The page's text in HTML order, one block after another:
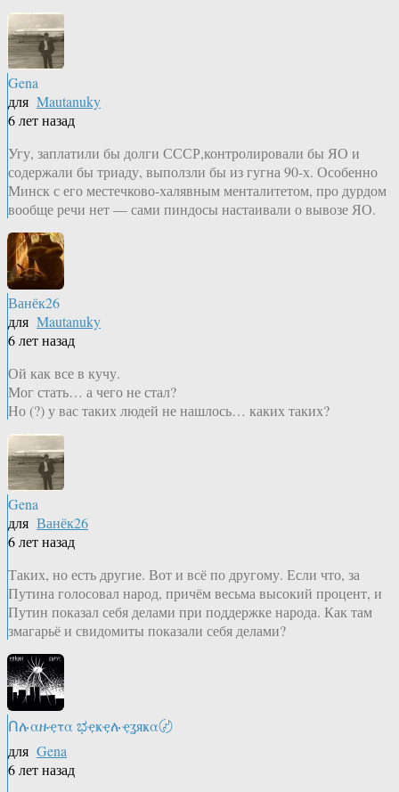
Gena
для Mautanuky
6 лет назад
Угу, заплатили бы долги СССР,контролировали бы ЯО и
содержали бы триаду, выползли бы из гугна 90-х. Особенно
Минск с его местечково-халявным менталитетом, про дурдом
вообще речи нет — сами пиндосы настаивали о вывозе ЯО.
Ванёк26
для Mautanuky
6 лет назад
Ой как все в кучу.
Мог стать… а чего не стал?
Но (?) у вас таких людей не нашлось… каких таких?
Gena
для Ванёк26
6 лет назад
Таких, но есть другие. Вот и всё по другому. Если что, за
Путина голосовал народ, причём весьма высокий процент, и
Путин показал себя делами при поддержке народа. Как там
змагарьё и свидомиты показали себя делами?
Ոሉαዙҿτα ಭҿҝҿሉҿʓяҝα〄
для Gena
6 лет назад